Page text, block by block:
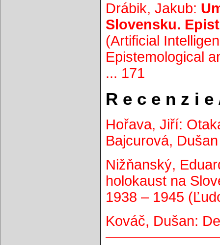
Drábik, Jakub:
Slovensku.
(Artificial
Epistemological
... 171
R e c e n z i e
Hořava, Jiří:
Bajcurová,
Nižňanský,
holokaust na
1938 – 1945
Kováč, Dušan: